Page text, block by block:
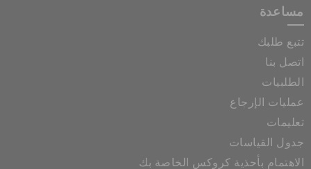
مساعدة
تتبع طلبك
اتصل بنا
الطلبيات
عمليات الإرجاع
تعليمات
جدول القياسات
الاهتمام بأحذية كروكس الخاصة بك